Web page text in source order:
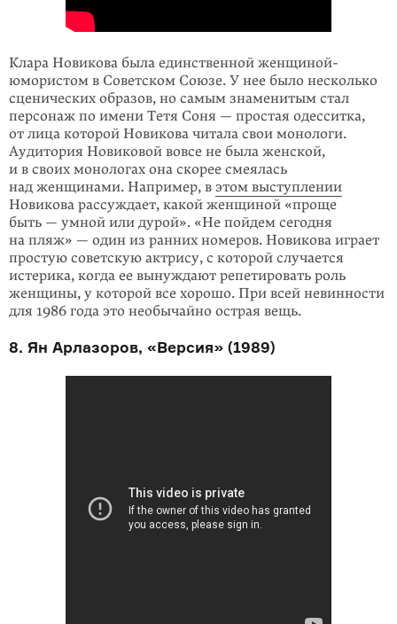
Клара Новикова была единственной женщиной-
юмористом в Советском Союзе. У нее было несколько
сценических образов, но самым знаменитым стал
персо­наж по имени Тетя Соня — простая одесситка,
от лица которой Новикова читала свои монологи.
Аудитория Новиковой вовсе не была женской,
и в своих монологах она скорее смеялась
над женщинами. Например, в этом выступле­нии
Новикова рассуждает, какой женщиной «проще
быть — умной или дурой». «Не пойдем сегодня
на пляж» — один из ранних номеров. Новикова играет
простую советскую актрису, с которой случается
истерика, когда ее вынуждают репетировать роль
женщины, у которой все хорошо. При всей невинности
для 1986 года это необычайно острая вещь.
8. Ян Арлазоров, «Версия» (1989)